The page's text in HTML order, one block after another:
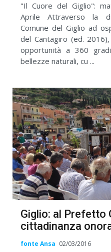
"Il Cuore del Giglio":
Aprile Attraverso la
Comune del Giglio ad
del Cantagiro (ed.
opportunità a 360
bellezze naturali, cu ...
Giglio: al Prefetto
cittadinanza
fonte Ansa 02/03/2016